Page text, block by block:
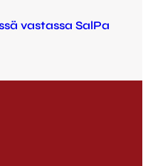
vastassa SalPa